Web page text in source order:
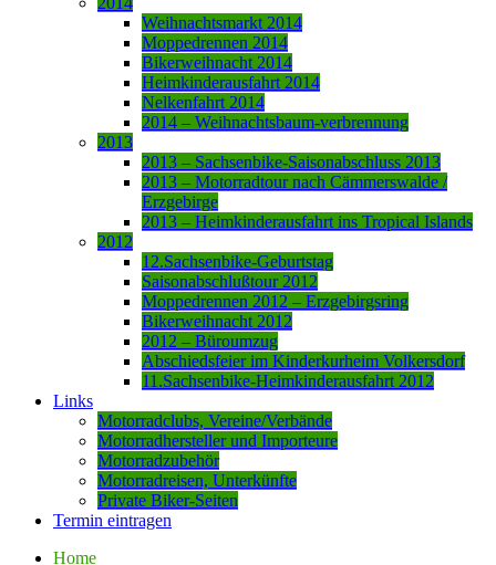
Weihnachtsmarkt 2014
Moppedrennen 2014
Bikerweihnacht 2014
Heimkinderausfahrt 2014
Nelkenfahrt 2014
2014 – Weihnachtsbaum-verbrennung
2013
2013 – Sachsenbike-Saisonabschluss 2013
2013 – Motorradtour nach Cämmerswalde /
Erzgebirge
2013 – Heimkinderausfahrt ins Tropical Islands
2012
12.Sachsenbike-Geburtstag
Saisonabschlußtour 2012
Moppedrennen 2012 – Erzgebirgsring
Bikerweihnacht 2012
2012 – Büroumzug
Abschiedsfeier im Kinderkurheim Volkersdorf
11.Sachsenbike-Heimkinderausfahrt 2012
Links
Motorradclubs, Vereine/Verbände
Motorradhersteller und Importeure
Motorradzubehör
Motorradreisen, Unterkünfte
Private Biker-Seiten
Termin eintragen
Home